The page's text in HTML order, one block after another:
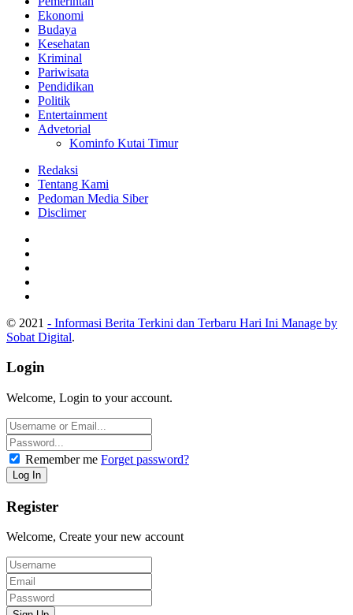
Ekonomi
Budaya
Kesehatan
Kriminal
Pariwisata
Pendidikan
Politik
Entertainment
Advetorial
Kominfo Kutai Timur
Redaksi
Tentang Kami
Pedoman Media Siber
Disclimer
© 2021 - Informasi Berita Terkini dan Terbaru Hari Ini Manage by
Sobat Digital.
Login
Welcome, Login to your account.
Remember me Forget password?
Register
Welcome, Create your new account